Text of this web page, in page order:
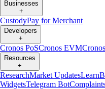
Businesses
+
CustodyPay for Merchant
Developers
+
Cronos PoSCronos EVM
Resources
+
ResearchMarket UpdatesLearn
WidgetsTelegram Bot